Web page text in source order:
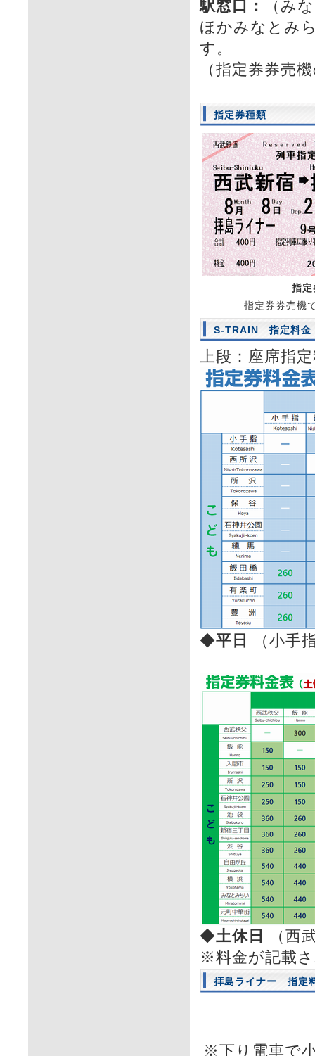
駅窓口：
（み
ほかみなとみ
す。
（指定券券売
指定券種類
指定
指定券券売機
S-TRAIN 指定料金
上段：座席指
◆平日 （小手
◆土休日
（西
※料金が記載
拝島ライナー 指定
※下り電車で